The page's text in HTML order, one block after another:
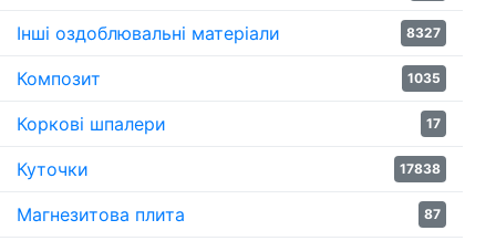
Інші оздоблювальні матеріали 8327
Композит 1035
Коркові шпалери 17
Куточки 17838
Магнезитова плита 87